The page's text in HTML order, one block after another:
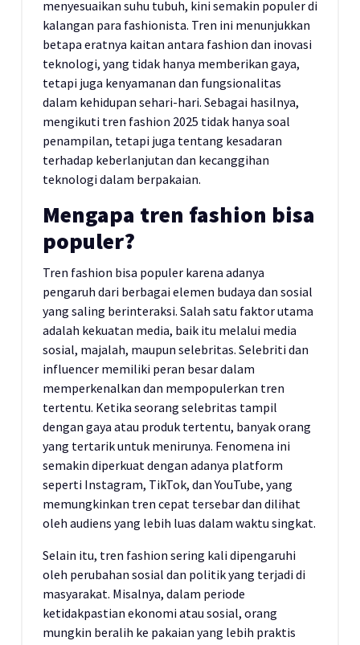
menyesuaikan suhu tubuh, kini semakin populer di
kalangan para fashionista. Tren ini menunjukkan
betapa eratnya kaitan antara fashion dan inovasi
teknologi, yang tidak hanya memberikan gaya,
tetapi juga kenyamanan dan fungsionalitas
dalam kehidupan sehari-hari. Sebagai hasilnya,
mengikuti tren fashion 2025 tidak hanya soal
penampilan, tetapi juga tentang kesadaran
terhadap keberlanjutan dan kecanggihan
teknologi dalam berpakaian.
Mengapa tren fashion bisa
populer?
Tren fashion bisa populer karena adanya
pengaruh dari berbagai elemen budaya dan sosial
yang saling berinteraksi. Salah satu faktor utama
adalah kekuatan media, baik itu melalui media
sosial, majalah, maupun selebritas. Selebriti dan
influencer memiliki peran besar dalam
memperkenalkan dan mempopulerkan tren
tertentu. Ketika seorang selebritas tampil
dengan gaya atau produk tertentu, banyak orang
yang tertarik untuk menirunya. Fenomena ini
semakin diperkuat dengan adanya platform
seperti Instagram, TikTok, dan YouTube, yang
memungkinkan tren cepat tersebar dan dilihat
oleh audiens yang lebih luas dalam waktu singkat.
Selain itu, tren fashion sering kali dipengaruhi
oleh perubahan sosial dan politik yang terjadi di
masyarakat. Misalnya, dalam periode
ketidakpastian ekonomi atau sosial, orang
mungkin beralih ke pakaian yang lebih praktis